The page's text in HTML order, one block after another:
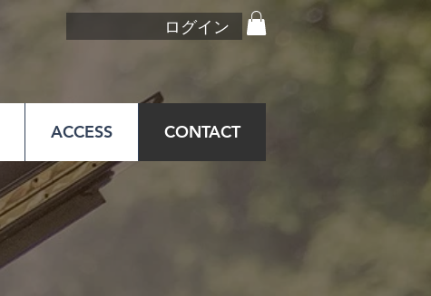
ログイン
ACCESS CONTACT